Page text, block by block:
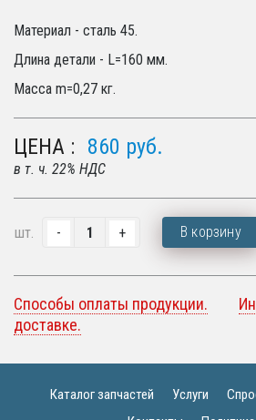
Материал - сталь 45.
Длина детали - L=160 мм.
Масса m=0,27 кг.
ЦЕНА : 860 руб.
в т. ч. 22% НДС
шт. В корзину
Способы оплаты продукции.
доставке.
Каталог запчастей Услуги